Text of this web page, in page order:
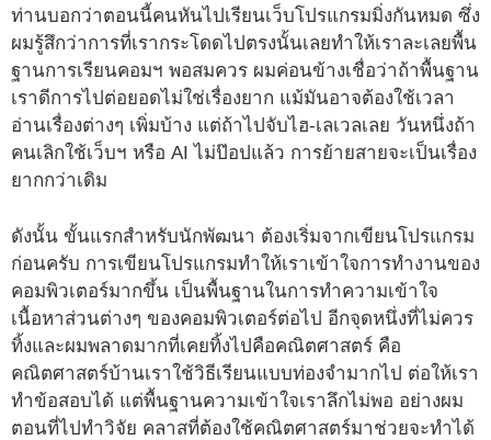
ท่านบอกว่าตอนนี้คนหันไปเรียนเว็บโปรแกรมมิ่งกันหมด ซึ่ง
ผมรู้สึกว่าการที่เรากระโดดไปตรงนั้นเลยทำให้เราละเลยพื้น
ฐานการเรียนคอมฯ พอสมควร ผมค่อนข้างเชื่อว่าถ้าพื้นฐาน
เราดีการไปต่อยอดไม่ใช่เรื่องยาก แม้มันอาจต้องใช้เวลา
อ่านเรื่องต่างๆ เพิ่มบ้าง แต่ถ้าไปจับไฮ-เลเวลเลย วันหนึ่งถ้า
คนเลิกใช้เว็บฯ หรือ AI ไม่ป๊อปแล้ว การย้ายสายจะเป็นเรื่อง
ยากกว่าเดิม
ดังนั้น ขั้นแรกสำหรับนักพัฒนา ต้องเริ่มจากเขียนโปรแกรม
ก่อนครับ การเขียนโปรแกรมทำให้เราเข้าใจการทำงานของ
คอมพิวเตอร์มากขึ้น เป็นพื้นฐานในการทำความเข้าใจ
เนื้อหาส่วนต่างๆ ของคอมพิวเตอร์ต่อไป อีกจุดหนึ่งที่ไม่ควร
ทิ้งและผมพลาดมากที่เคยทิ้งไปคือคณิตศาสตร์ คือ
คณิตศาสตร์บ้านเราใช้วิธีเรียนแบบท่องจำมากไป ต่อให้เรา
ทำข้อสอบได้ แต่พื้นฐานความเข้าใจเราลึกไม่พอ อย่างผม
ตอนที่ไปทำวิจัย คลาสที่ต้องใช้คณิตศาสตร์มาช่วยจะทำได้